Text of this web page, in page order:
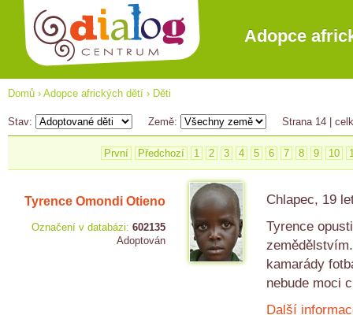
Adopce
Domů › Adopce afrických dětí › Děti
Stav: Země: Strana 14 |
První Předchozí 1 2 3 4 5 6 7 8 9 10
Tyrence Omondi Otieno
Označení v databázi: 602135
Adoptován
Chlapec, 19
Tyrence
kamarády
nebude moci
Další